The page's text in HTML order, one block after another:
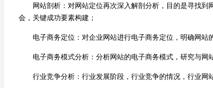
网站剖析：对网站定位再次深入解剖分析，目的是寻找
会，关键成功要素构建；
电子商务定位：对企业网站进行电子商务定位，明确网站
电子商务模式分析：分析网站的电子商务模式，研究与网
行业竞争分析：行业发展阶段，行业竞争的情况，行业网